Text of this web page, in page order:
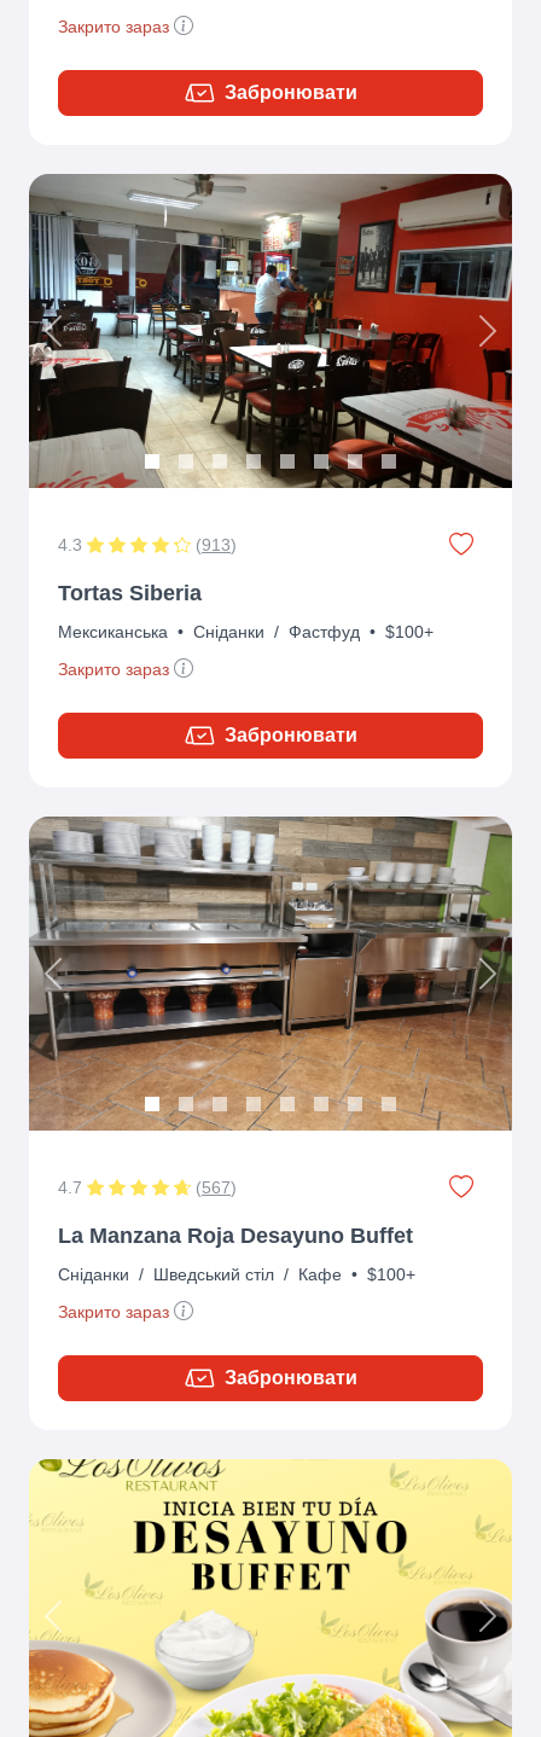
Закрито зараз
Забронювати
Previous Next
4.3 (913)
Tortas Siberia
Мексиканська • Сніданки / Фастфуд • $100+
Закрито зараз
Забронювати
Previous Next
4.7 (567)
La Manzana Roja Desayuno Buffet
Сніданки / Шведський стіл / Кафе • $100+
Закрито зараз
Забронювати
Previous Next